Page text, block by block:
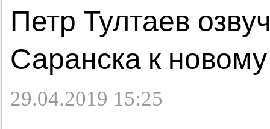
Петр Тултаев
Саранска к
29.04.2019 15:25